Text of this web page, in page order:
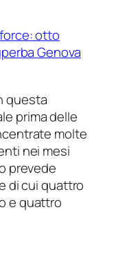
otto
Genova
questa
prima delle
molte
nei mesi
prevede
di cui quattro
e quattro